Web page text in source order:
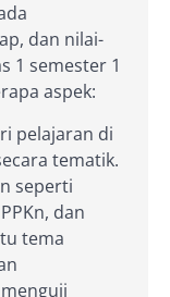
dan nilai-
1 semester 1
aspek:
pelajaran di
tematik.
seperti
dan
tema